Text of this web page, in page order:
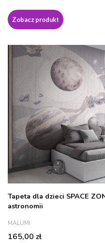
Zobacz produkt
Tapeta dla dzieci SPACE ZONE -
astronomii
PRODUCENT
MALUMI
Cena
165,00 zł